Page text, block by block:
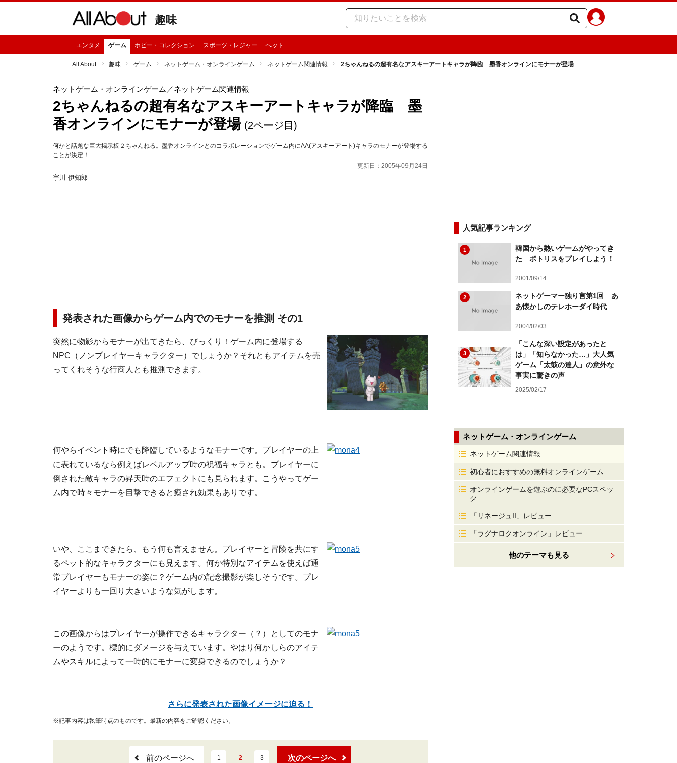
趣味
エンタメ ゲーム ホビー・コレクション スポーツ・レジャー ペット
All About 趣味 ゲーム ネットゲーム・オンラインゲーム ネットゲーム関連情報 2ちゃんねるの超有名なアスキーアートキャラが降臨 墨香オンラインにモナーが登場
ネットゲーム・オンラインゲーム ／ネットゲーム関連情報
2ちゃんねるの超有名なアスキーアートキャラが降臨 墨
香オンラインにモナーが登場 (2ページ目)
何かと話題な巨大掲示板２ちゃんねる。墨香オンラインとのコラボレーションでゲーム内にAA(アスキーアート)キャラのモナーが登場する
ことが決定！
更新日：2005年09月24日
宇川 伊知郎
発表された画像からゲーム内でのモナーを推測 その1
突然に物影からモナーが出てきたら、びっくり！ゲーム内に登場する
NPC（ノンプレイヤーキャラクター）でしょうか？それともアイテムを売
ってくれそうな行商人とも推測できます。
何やらイベント時にでも降臨しているようなモナーです。プレイヤーの上
に表れているなら例えばレベルアップ時の祝福キャラとも。プレイヤーに
倒された敵キャラの昇天時のエフェクトにも見られます。こうやってゲー
ム内で時々モナーを目撃できると癒され効果もありです。
いや、ここまできたら、もう何も言えません。プレイヤーと冒険を共にす
るペット的なキャラクターにも見えます。何か特別なアイテムを使えば通
常プレイヤーもモナーの姿に？ゲーム内の記念撮影が楽しそうです。プレ
イヤーよりも一回り大きいような気がします。
この画像からはプレイヤーが操作できるキャラクター（？）としてのモナ
ーのようです。標的にダメージを与えています。やはり何かしらのアイテ
ムやスキルによって一時的にモナーに変身できるのでしょうか？
さらに発表された画像イメージに迫る！
※記事内容は執筆時点のものです。最新の内容をご確認ください。
前のページへ 1 2 3 次のページへ
人気記事ランキング
1
韓国から熱いゲームがやってき
た ポトリスをプレイしよう！
2001/09/14
2
ネットゲーマー独り言第1回 あ
あ懐かしのテレホーダイ時代
2004/02/03
3
「こんな深い設定があったと
は」「知らなかった…」大人気
ゲーム「太鼓の達人」の意外な
事実に驚きの声
2025/02/17
ネットゲーム・オンラインゲーム
ネットゲーム関連情報
初心者におすすめの無料オンラインゲーム
オンラインゲームを遊ぶのに必要なPCスペッ
ク
「リネージュII」レビュー
「ラグナロクオンライン」レビュー
他のテーマも見る